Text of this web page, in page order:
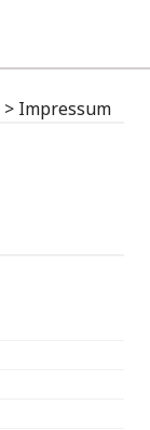
> Impressum